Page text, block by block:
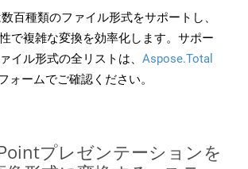
百種類のファイル形式をサポートし、
で複雑な変換を効率化します。サポー
イル形式の全リストは、 Aspose.Total
ォームでご確認ください。
プレゼンテーションを